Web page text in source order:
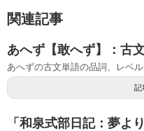
関連記事
あへず【敢へず】：古
あへずの古文単語の品詞、レベ
記
「和泉式部日記：夢よ